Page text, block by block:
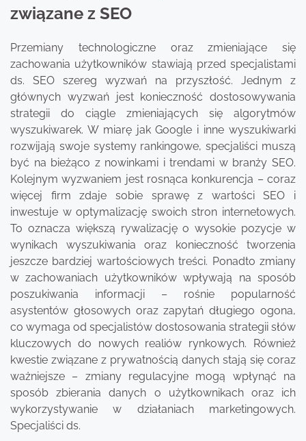
związane z SEO
Przemiany technologiczne oraz zmieniające się
zachowania użytkowników stawiają przed specjalistami
ds. SEO szereg wyzwań na przyszłość. Jednym z
głównych wyzwań jest konieczność dostosowywania
strategii do ciągle zmieniających się algorytmów
wyszukiwarek. W miarę jak Google i inne wyszukiwarki
rozwijają swoje systemy rankingowe, specjaliści muszą
być na bieżąco z nowinkami i trendami w branży SEO.
Kolejnym wyzwaniem jest rosnąca konkurencja – coraz
więcej firm zdaje sobie sprawę z wartości SEO i
inwestuje w optymalizację swoich stron internetowych.
To oznacza większą rywalizację o wysokie pozycje w
wynikach wyszukiwania oraz konieczność tworzenia
jeszcze bardziej wartościowych treści. Ponadto zmiany
w zachowaniach użytkowników wpływają na sposób
poszukiwania informacji – rośnie popularność
asystentów głosowych oraz zapytań długiego ogona,
co wymaga od specjalistów dostosowania strategii słów
kluczowych do nowych realiów rynkowych. Również
kwestie związane z prywatnością danych stają się coraz
ważniejsze – zmiany regulacyjne mogą wpłynąć na
sposób zbierania danych o użytkownikach oraz ich
wykorzystywanie w działaniach marketingowych.
Specjaliści ds.